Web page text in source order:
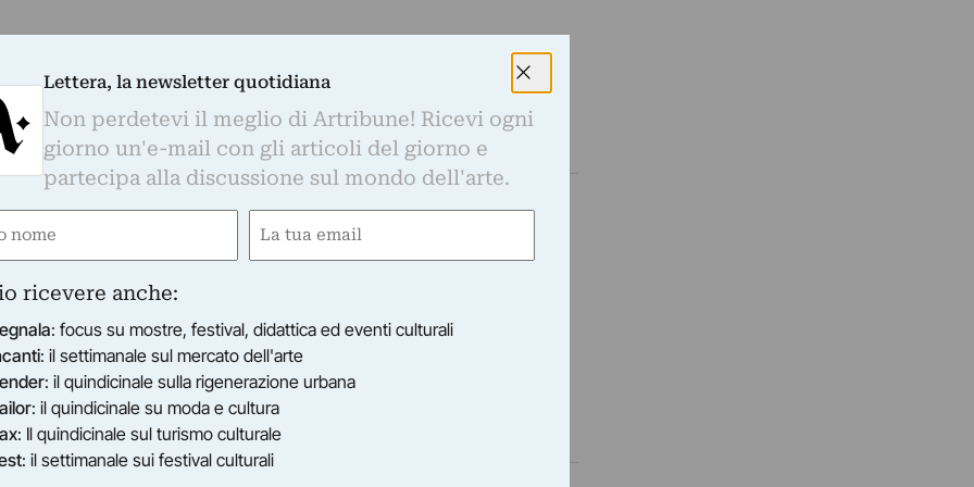
giovani artisti, 4 pittori.
Lettera, la newsletter quotidiana
Non perdetevi il meglio di Artribune! Ricevi ogni
giorno un'e-mail con gli articoli del giorno e
partecipa alla discussione sul mondo dell'arte.
Email
ricevere anche:
: focus su mostre, festival, didattica ed eventi culturali
: il settimanale sul mercato dell'arte
: il quindicinale sulla rigenerazione urbana
: il quindicinale su moda e cultura
: Il quindicinale sul turismo culturale
: il settimanale sui festival culturali